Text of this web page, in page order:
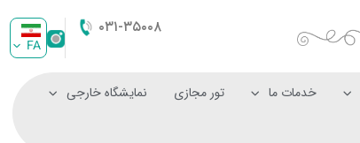
۰۳۱-۳۵۰۰۸
FA
خدمات ما تور مجازی نمایشگاه خارجی